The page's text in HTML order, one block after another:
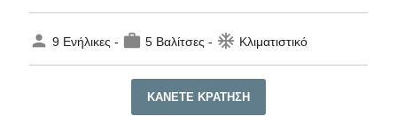
person 9 Ενήλικες - work 5 Βαλίτσες - ac_unit Κλιματιστικό
ΚΆΝΕΤΕ ΚΡΆΤΗΣΗ